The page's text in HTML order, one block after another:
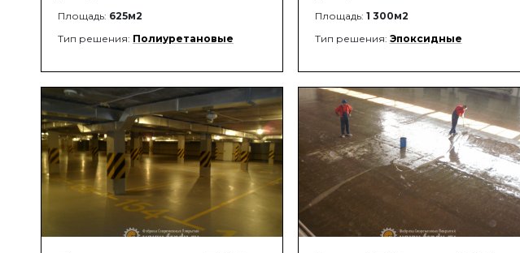
Площадь: 625м2
Тип решения: Полиуретановые
Площадь: 1 300м2
Тип решения: Эпоксидные